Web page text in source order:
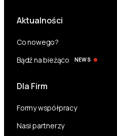
Aktualności
Co nowego?
Bądź na bieżąco
NEWS
Dla Firm
Formy współpracy
Nasi partnerzy